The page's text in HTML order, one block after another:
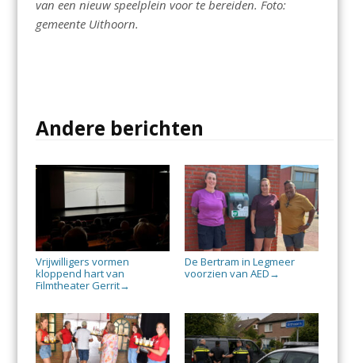
van een nieuw speelplein voor te bereiden. Foto:
gemeente Uithoorn.
Andere berichten
Vrijwilligers vormen
kloppend hart van
Filmtheater Gerrit→
De Bertram in Legmeer
voorzien van AED →